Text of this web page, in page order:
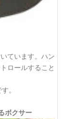
ています。ハン
ロールすること
。
ボクサー